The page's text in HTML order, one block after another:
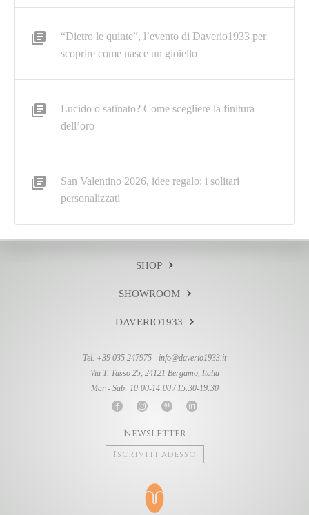
“Dietro le quinte”, l’evento di Daverio1933 per
scoprire come nasce un gioiello
Lucido o satinato? Come scegliere la finitura
dell’oro
San Valentino 2026, idee regalo: i solitari
personalizzati
SHOP
SHOWROOM
DAVERIO1933
Tel. +39 035 247975 - info@daverio1933.it
Via T. Tasso 25, 24121 Bergamo, Italia
Mar - Sab: 10:00-14:00 / 15:30-19:30
Newsletter
Iscriviti adesso